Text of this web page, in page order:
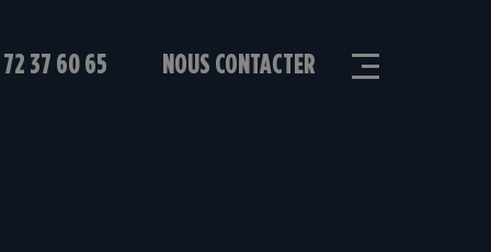
37 60 65 NOUS CONTACTER